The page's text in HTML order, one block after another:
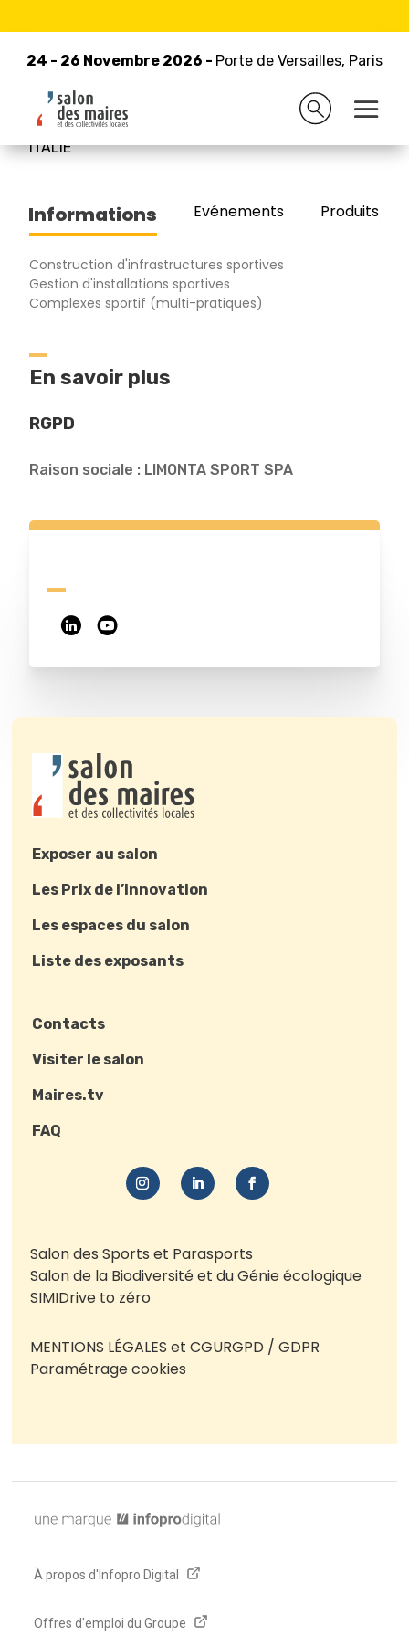
24 - 26 Novembre 2026 - Porte de Versailles, Paris
24 - 26 Novembre 2026 - Porte de Versailles, Paris
Retour à la liste des exposants
LIMONTA SPORT SPA
ITALIE
Informations Evénements Produits/
Construction d'infrastructures sportives
Gestion d'installations sportives
Complexes sportif (multi-pratiques)
En savoir plus
RGPD
Raison sociale : LIMONTA SPORT SPA
Exposer au salon
Les Prix de l’innovation
Les espaces du salon
Liste des exposants
Contacts
Visiter le salon
Maires.tv
FAQ
Salon des Sports et Parasports
Salon de la Biodiversité et du Génie écologique
SIMIDrive to zéro
MENTIONS LÉGALES et CGURGPD / GDPR
Paramétrage cookies